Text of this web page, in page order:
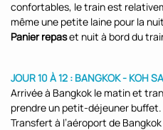
confortables, le train est
même une petite laine pour la
Panier repaset nuit à bord du
JOUR 10 À 12 : BANGKOK - KOH
Arrivée à Bangkok le matin et
prendre un petit-déjeuner buffet.
Transfert à l’aéroport de